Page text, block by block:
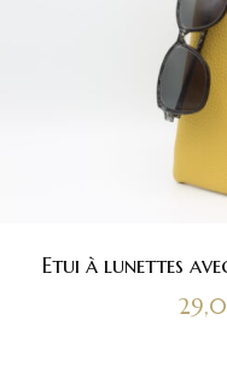
Etui à lunettes